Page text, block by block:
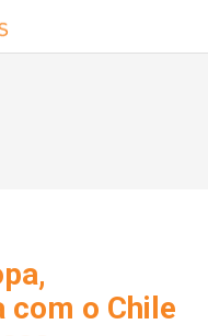
com o Chile